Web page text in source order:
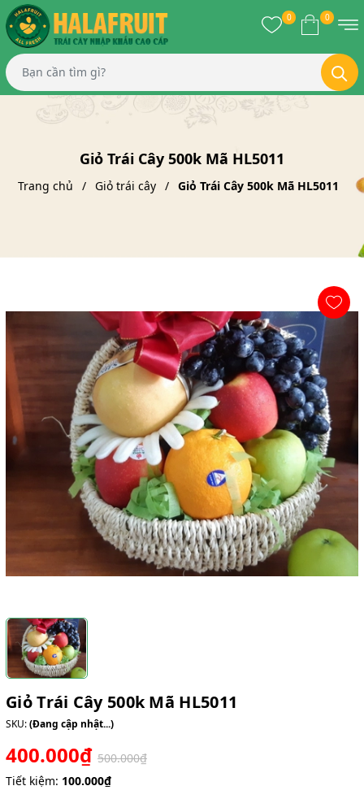
0 0
Giỏ Trái Cây 500k Mã HL5011
Trang chủ Giỏ trái cây Giỏ Trái Cây 500k Mã HL5011
Giỏ Trái Cây 500k Mã HL5011
SKU:(Đang cập nhật...)
400.000₫ 500.000₫
Tiết kiệm: 100.000₫